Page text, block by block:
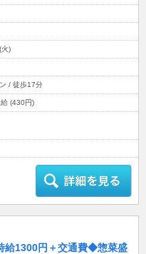
)
/ 徒歩17分
(430円)
給1300円＋交通費◆惣菜盛